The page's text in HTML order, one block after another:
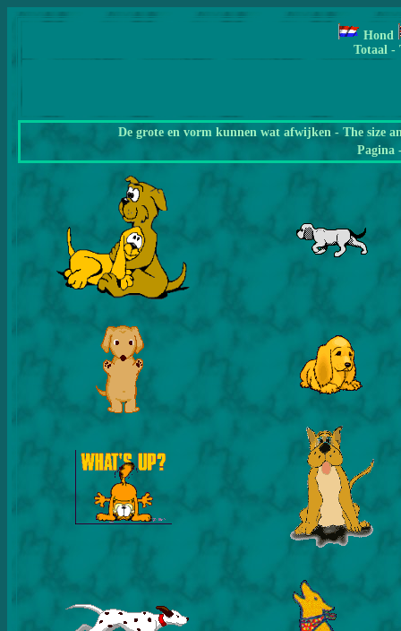
Hond
Totaal -
De grote en vorm kunnen wat afwijken - The size
Pagina